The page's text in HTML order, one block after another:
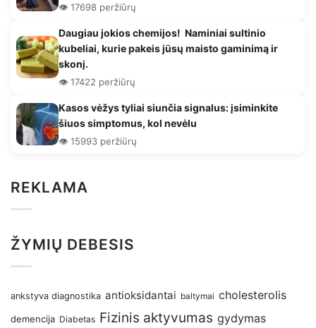
👁️ 17698 peržiūrų
Daugiau jokios chemijos! Naminiai sultinio
kubeliai, kurie pakeis jūsų maisto gaminimą ir
skonį.
👁️ 17422 peržiūrų
Kasos vėžys tyliai siunčia signalus: įsiminkite
šiuos simptomus, kol nevėlu
👁️ 15993 peržiūrų
REKLAMA
ŽYMIŲ DEBESIS
ankstyva diagnostika antioksidantai baltymai cholesterolis
demencija Diabetas Fizinis aktyvumas gydymas